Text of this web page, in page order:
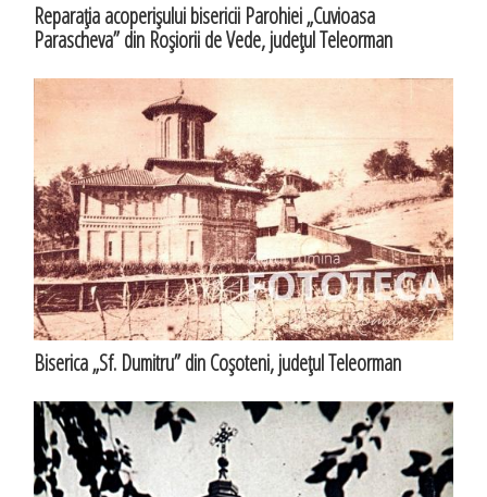
Reparaţia acoperişului bisericii Parohiei „Cuvioasa
Parascheva” din Roşiorii de Vede, judeţul Teleorman
Biserica „Sf. Dumitru” din Coşoteni, judeţul Teleorman